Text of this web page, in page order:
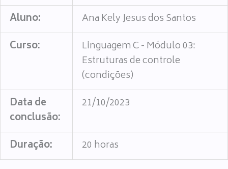
Aluno:
Ana Kely Jesus dos Santos
Curso:
Linguagem C - Módulo 03:
Estruturas de controle
(condições)
Data de
conclusão:
21/10/2023
Duração: 20 horas